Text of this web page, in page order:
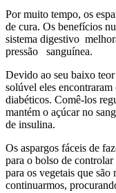
Por muito tempo, os
de cura. Os benefícios
sistema digestivo
pressão sanguínea.
Devido ao seu baixo
solúvel eles
diabéticos. Comê-los
mantém o açúcar no
de insulina.
Os aspargos fáceis de
para o bolso de
para os vegetais que são
continuarmos,